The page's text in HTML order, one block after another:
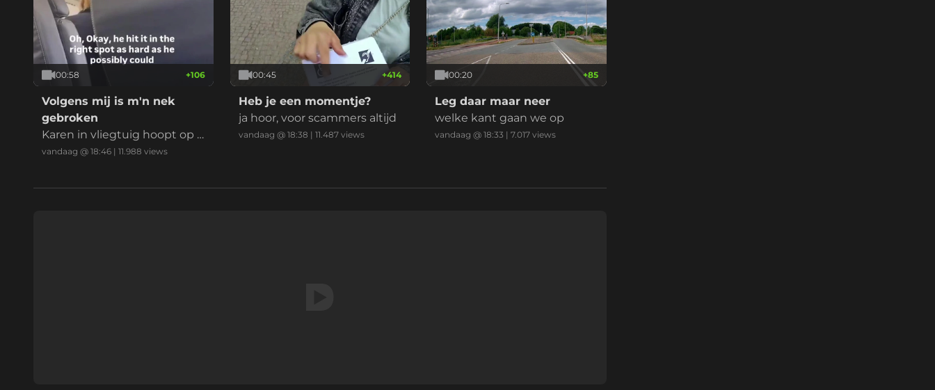
00:58 +106
Volgens mij is m'n nek
gebroken
Karen in vliegtuig hoopt op e
en payday
vandaag @ 18:46 | 11.988 views
00:45 +414
Heb je een momentje?
ja hoor, voor scammers altijd
vandaag @ 18:38 | 11.487views
00:20 +85
Leg daar maar neer
welke kant gaan we op
vandaag @ 18:33 |7.017 views